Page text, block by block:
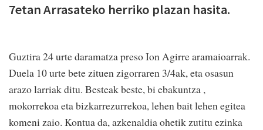
7etan Arrasateko herriko plazan hasita.
Guztira 24 urte daramatza preso Ion Agirre aramaioarrak.
Duela 10 urte bete zituen zigorraren 3/4ak, eta osasun
arazo larriak ditu. Besteak beste, bi ebakuntza ,
mokorrekoa eta bizkarrezurrekoa, lehen bait lehen egitea
komeni zaio. Kontua da, azkenaldia ohetik zutitu ezinka